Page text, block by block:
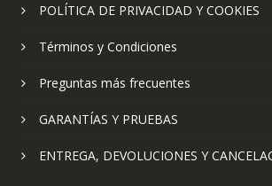
POLÍTICA DE PRIVACIDAD Y COOKIES
Términos y Condiciones
Preguntas más frecuentes
GARANTÍAS Y PRUEBAS
ENTREGA, DEVOLUCIONES Y